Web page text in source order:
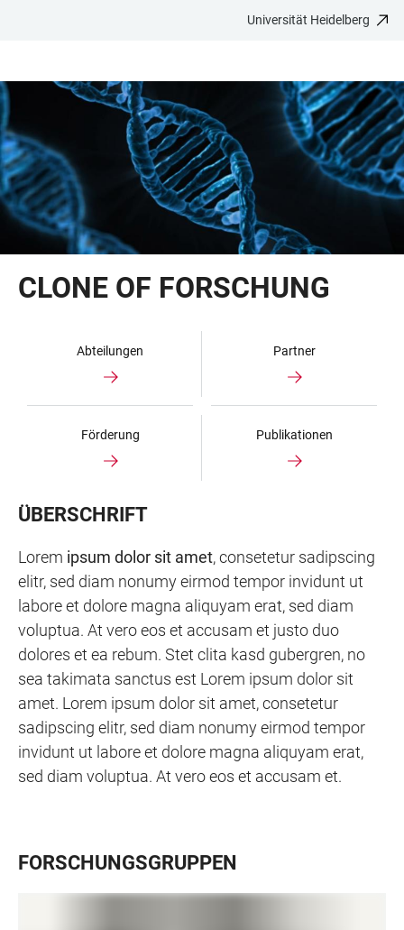
BARRIEREFREIHEIT
Universität Heidelberg
CLONE OF FORSCHUNG
Abteilungen Partner
Förderung Publikationen
ÜBERSCHRIFT
Lorem ipsum dolor sit amet, consetetur sadipscing
elitr, sed diam nonumy eirmod tempor invidunt ut
labore et dolore magna aliquyam erat, sed diam
voluptua. At vero eos et accusam et justo duo
dolores et ea rebum. Stet clita kasd gubergren, no
sea takimata sanctus est Lorem ipsum dolor sit
amet. Lorem ipsum dolor sit amet, consetetur
sadipscing elitr, sed diam nonumy eirmod tempor
invidunt ut labore et dolore magna aliquyam erat,
sed diam voluptua. At vero eos et accusam et.
FORSCHUNGSGRUPPEN